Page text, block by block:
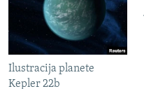
Ilustracija planete
Kepler 22b